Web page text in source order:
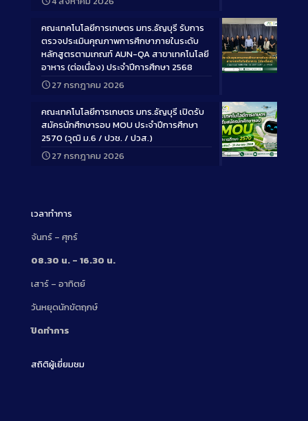
Long
คณะเทคโนโลยีการเกษตร มทร.ธัญบุรี รับการ
ตรวจประเมินคุณภาพการศึกษาภายในระดับ
หลักสูตรตามเกณฑ์ AUN-QA สาขาเทคโนโลยี
อาหาร (ต่อเนื่อง) ประจำปีการศึกษา 2568
27 กรกฎาคม 2026
Long
คณะเทคโนโลยีการเกษตร มทร.ธัญบุรี เปิดรับ
สมัครนักศึกษารอบ MOU ประจำปีการศึกษา
2570 (วุฒิ ม.6 / ปวช. / ปวส.)
27 กรกฎาคม 2026
เวลาทำการ
จันทร์ – ศุกร์
08.30 น. – 16.30 น.
เสาร์ – อาทิตย์
วันหยุดนักขัตฤกษ์
ปิดทำการ
สถิติผู้เยี่ยมชม